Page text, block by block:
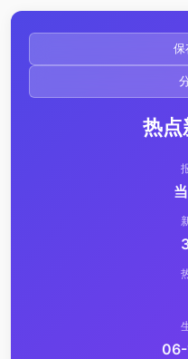
保
热点
06-